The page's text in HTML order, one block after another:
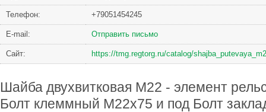
Телефон: +79051454245
Е-mail: Отправить письмо
Сайт: https://tmg.regtorg.ru/catalog/
Шайба двухвитковая М22 - элемент
Болт клеммный М22х75 и под Болт